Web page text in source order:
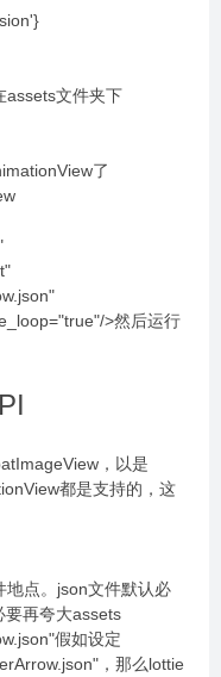
assets文件夹下
了
>然后运行
，以是
都是支持的，这
地点。json文件默认必
要再夸大assets
假如设定
，那么lottie